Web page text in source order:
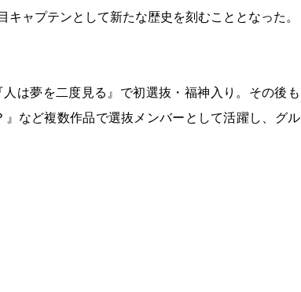
ャプテンとして新たな歴史を刻むこととなった。
は夢を二度見る』で初選抜・福神入り。その後も
』など複数作品で選抜メンバーとして活躍し、グル